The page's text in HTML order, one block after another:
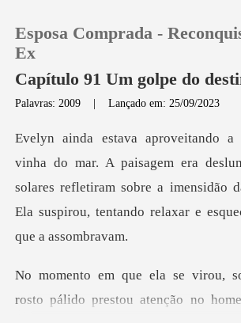
Loja
Histórico
Baixar App
Esposa Comprada -
Ex
Capítulo 91 Um golpe do
Palavras: 2009 |Lançado em: 25/09/2023
ra
solares refletiram sobre a imensidão
rosto pálido prestou atençã